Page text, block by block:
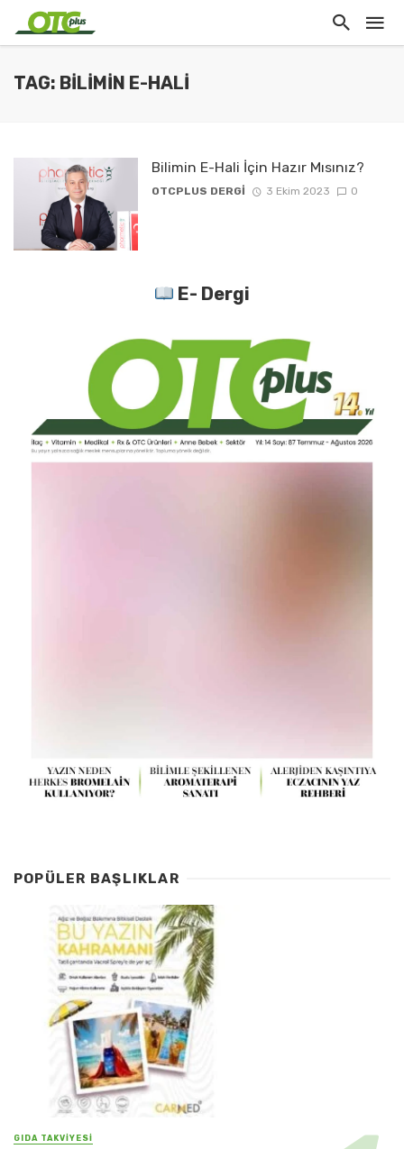
TAG: BILIMIN E-HALI
Bilimin E-Hali İçin Hazır Mısınız?
OTCPLUS DERGİ 3 Ekim 2023 0
E- Dergi
POPÜLER BAŞLIKLAR
GIDA TAKVİYESİ